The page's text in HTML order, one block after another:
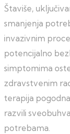
Štaviše,
smanjenja
invazivnim
potencijalno
simptomima
zdravstvenim
terapija
razvili
potrebama.